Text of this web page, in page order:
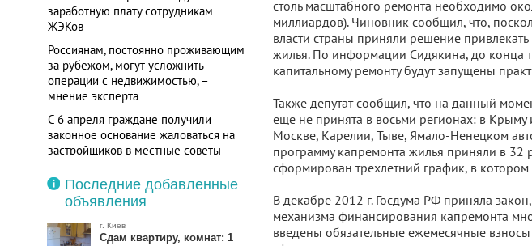
заработную плату сотрудникам
ЖЭКов
Россиянам, постоянно проживающим
за рубежом, могут усложнить
операции с недвижимостью, –
мнение эксперта
С 6 апреля граждане получили
законное основание жаловаться на
застройщиков в местные советы
Последние добавленные
объявления
г. Киев
Сдам квартиру, комнат: 1
столь масштабного ремонта необходимо
миллиардов). Чиновник сообщил, что,
власти страны приняли решение
жилья. По информации Сидякина, до конца
капитальному ремонту будут запущены
Также депутат сообщил, что на данный
еще не принята в восьми регионах: в Крыму
Москве, Карелии, Тыве, Ямало-Ненецком
программу капремонта жилья приняли в 32
сформирован трехлетний график, в
В декабре 2012 г. Госдума РФ приняла
механизма финансирования капремонта
введены обязательные ежемесячные